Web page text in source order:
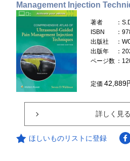
Management Injection
著者
：
ISBN
：
出版社
：
出版年
：
ページ数 ：
定価42,889
詳しく見る
ほしいものリストに登録